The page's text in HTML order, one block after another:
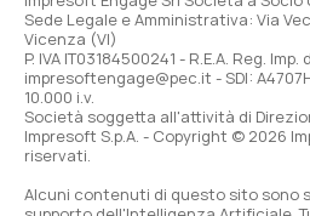
Sede Legale e Amministrativa: Via
Vicenza (VI)
P. IVA IT03184500241 - R.E.A. Reg.
impresoftengage@pec.it - SDI:
10.000 i.v.
Società soggetta all'attività di
Impresoft S.p.A. - Copyright © 2026
riservati.
Alcuni contenuti di questo sito sono